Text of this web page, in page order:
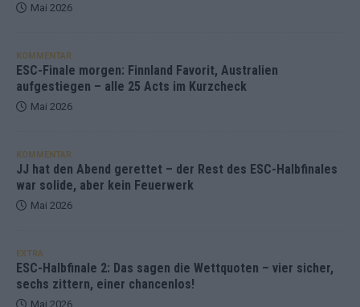
Mai 2026
KOMMENTAR
ESC-Finale morgen: Finnland Favorit, Australien
aufgestiegen – alle 25 Acts im Kurzcheck
Mai 2026
KOMMENTAR
JJ hat den Abend gerettet – der Rest des ESC-Halbfinales
war solide, aber kein Feuerwerk
Mai 2026
EXTRA
ESC-Halbfinale 2: Das sagen die Wettquoten – vier sicher,
sechs zittern, einer chancenlos!
Mai 2026